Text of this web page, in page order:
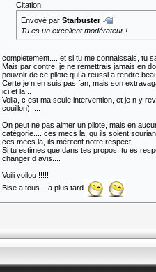
Citation:
Envoyé par Starbuster
Tu es un excellent modérateur !
completement.... et si tu me connaissais, tu
Mais par contre, je ne remettrais jamais en
pouvoir de ce pilote qui a reussi a rendre
Certe je n en suis pas fan, mais son
ici et la...
Voila, c est ma seule intervention, et je n y
couillon).....
On peut ne pas aimer un pilote, mais en
catégorie.... ces mecs la, qu ils soient
ces mecs la, ils méritent notre respect..
Si tu estimes que dans tes propos, tu es
changer d avis....
Voili voilou !!!!!
Bise a tous... a plus tard